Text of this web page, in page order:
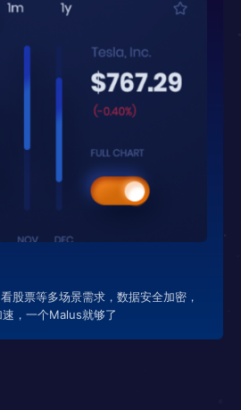
股票等多场景需求，数据安全加密，
，一个Malus就够了